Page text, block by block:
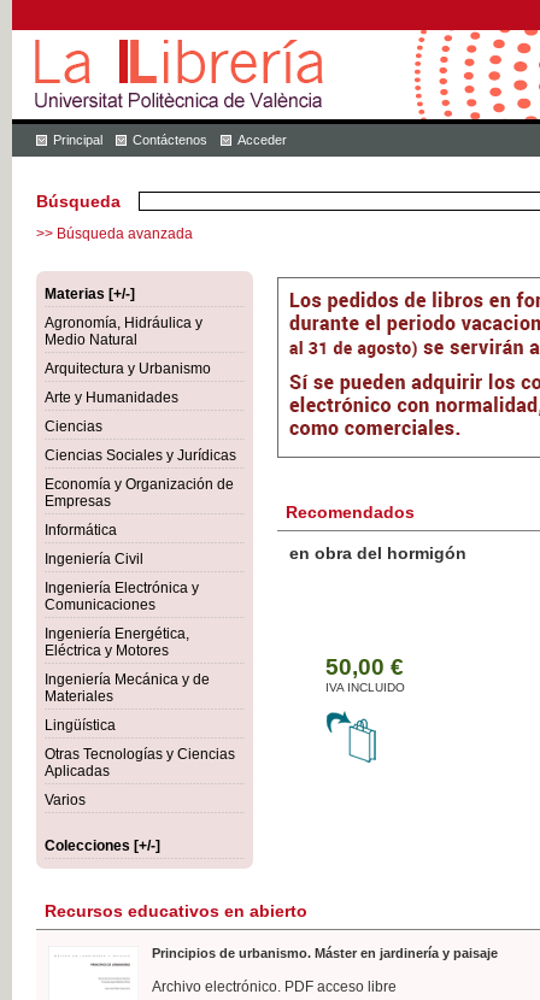
Principal Contáctenos Acceder
Búsqueda
>> Búsqueda avanzada
Materias [+/-]
Agronomía, Hidráulica y
Medio Natural
Arquitectura y Urbanismo
Arte y Humanidades
Ciencias
Ciencias Sociales y Jurídicas
Economía y Organización de
Empresas
Informática
Ingeniería Civil
Ingeniería Electrónica y
Comunicaciones
Ingeniería Energética,
Eléctrica y Motores
Ingeniería Mecánica y de
Materiales
Lingüística
Otras Tecnologías y Ciencias
Aplicadas
Varios
Colecciones [+/-]
Recomendados
Botánica Agroalimentaria
Recursos educativos en abierto
Principios de urbanismo. Máster en jardinería y paisaje
Archivo electrónico. PDF acceso libre